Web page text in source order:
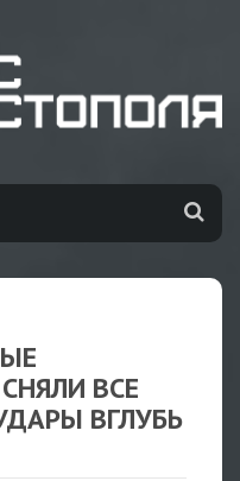
ВСЕ
ВГЛУБЬ